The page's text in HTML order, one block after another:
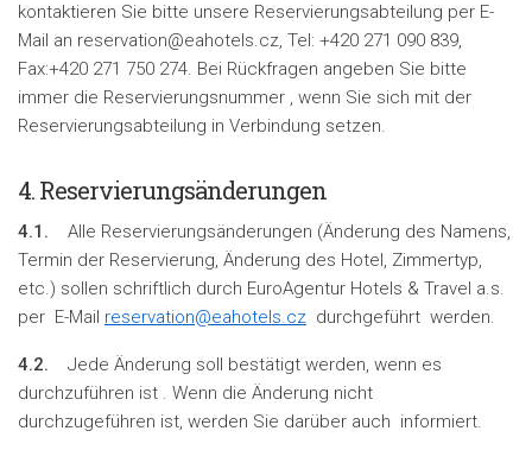
kontaktieren Sie bitte unsere Reservierungsabteilung per E-
Mail an reservation@eahotels.cz, Tel: +420 271 090 839,
Fax:+420 271 750 274. Bei Rückfragen angeben Sie bitte
immer die Reservierungsnummer , wenn Sie sich mit der
Reservierungsabteilung in Verbindung setzen.
4. Reservierungsänderungen
4.1. Alle Reservierungsänderungen (Änderung des Namens,
Termin der Reservierung, Änderung des Hotel, Zimmertyp,
etc.) sollen schriftlich durch EuroAgentur Hotels & Travel a.s.
per E-Mail reservation@eahotels.cz durchgeführt werden.
4.2. Jede Änderung soll bestätigt werden, wenn es
durchzuführen ist . Wenn die Änderung nicht
durchzugeführen ist, werden Sie darüber auch informiert.